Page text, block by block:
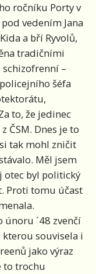
ročníku Porty v
vedením Jana
a bří Ryvolů,
tradičními
–
šéfa
to, že jedinec
ČSM. Dnes je to
tak mohl zničit
Měl jsem
otec byl politický
Proti tomu účast
´48 zvenčí
souvisela i
jako výraz
to trochu